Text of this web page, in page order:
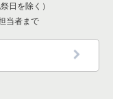
日を除く）
当者まで